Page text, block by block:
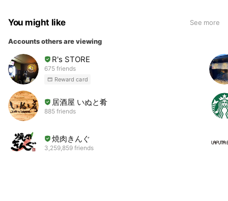
You might like See more
Accounts others are viewing
R's STORE
675 friends
Reward card
居酒屋 いぬと肴
885 friends
焼肉きんぐ
3,259,859 friends